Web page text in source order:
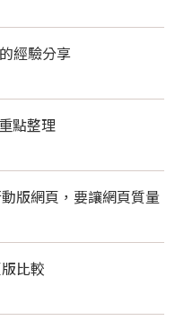
經驗分享
點整理
版網頁，要讓網頁質量
比較